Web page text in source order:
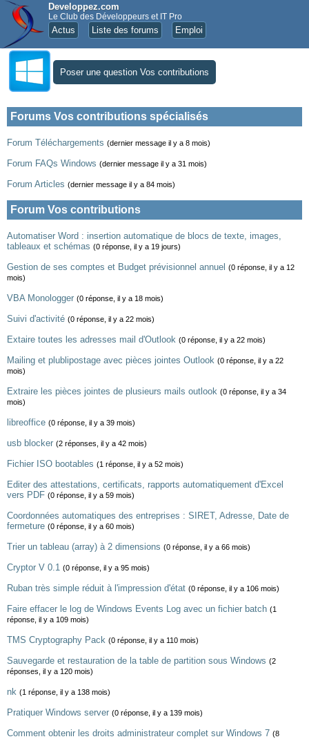
Developpez.com
Le Club des Développeurs et IT Pro
Actus Liste des forums Emploi
Poser une question Vos contributions
Forums Vos contributions spécialisés
Forum Téléchargements (dernier message il y a 8 mois)
Forum FAQs Windows (dernier message il y a 31 mois)
Forum Articles (dernier message il y a 84 mois)
Forum Vos contributions
Automatiser Word : insertion automatique de blocs de texte, images,
tableaux et schémas (0 réponse, il y a 19 jours)
Gestion de ses comptes et Budget prévisionnel annuel (0 réponse, il y a 12
mois)
VBA Monologger (0 réponse, il y a 18 mois)
Suivi d'activité (0 réponse, il y a 22 mois)
Extaire toutes les adresses mail d'Outlook (0 réponse, il y a 22 mois)
Mailing et plublipostage avec pièces jointes Outlook (0 réponse, il y a 22
mois)
Extraire les pièces jointes de plusieurs mails outlook (0 réponse, il y a 34
mois)
libreoffice (0 réponse, il y a 39 mois)
usb blocker (2 réponses, il y a 42 mois)
Fichier ISO bootables (1 réponse, il y a 52 mois)
Editer des attestations, certificats, rapports automatiquement d'Excel
vers PDF (0 réponse, il y a 59 mois)
Coordonnées automatiques des entreprises : SIRET, Adresse, Date de
fermeture (0 réponse, il y a 60 mois)
Trier un tableau (array) à 2 dimensions (0 réponse, il y a 66 mois)
Cryptor V 0.1 (0 réponse, il y a 95 mois)
Ruban très simple réduit à l'impression d'état (0 réponse, il y a 106 mois)
Faire effacer le log de Windows Events Log avec un fichier batch (1
réponse, il y a 109 mois)
TMS Cryptography Pack (0 réponse, il y a 110 mois)
Sauvegarde et restauration de la table de partition sous Windows (2
réponses, il y a 120 mois)
nk (1 réponse, il y a 138 mois)
Pratiquer Windows server (0 réponse, il y a 139 mois)
Comment obtenir les droits administrateur complet sur Windows 7 (8